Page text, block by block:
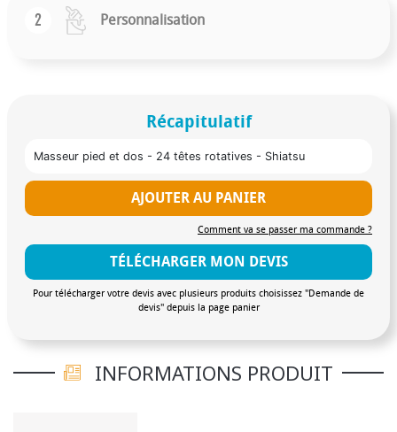
2 Personnalisation
Récapitulatif
Masseur pied et dos - 24 têtes rotatives - Shiatsu
AJOUTER AU PANIER
Comment va se passer ma commande ?
TÉLÉCHARGER MON DEVIS
Pour télécharger votre devis avec plusieurs produits choisissez "Demande de
devis" depuis la page panier
INFORMATIONS PRODUIT